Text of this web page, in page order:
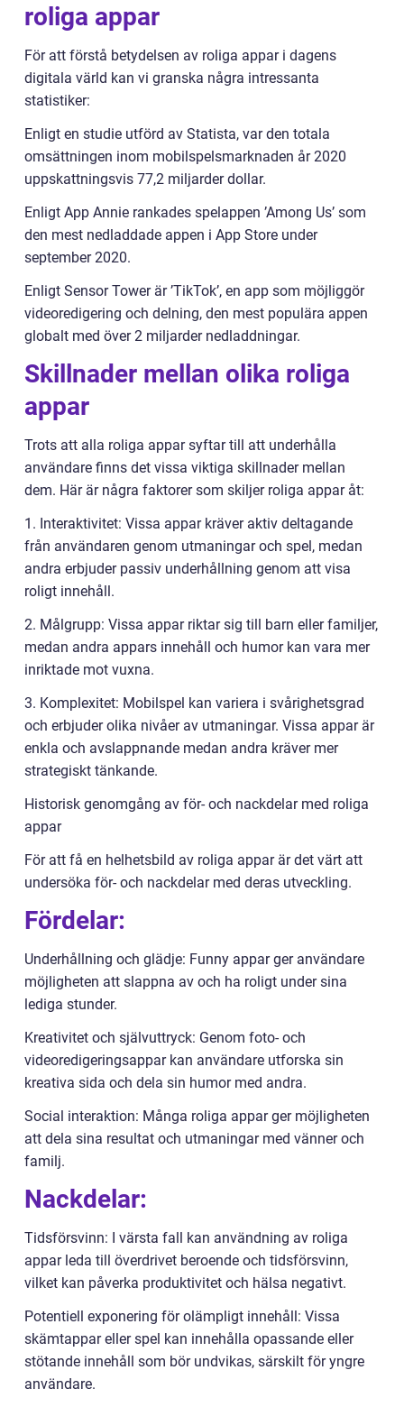
roliga appar
För att förstå betydelsen av roliga appar i dagens
digitala värld kan vi granska några intressanta
statistiker:
Enligt en studie utförd av Statista, var den totala
omsättningen inom mobilspelsmarknaden år 2020
uppskattningsvis 77,2 miljarder dollar.
Enligt App Annie rankades spelappen ’Among Us’ som
den mest nedladdade appen i App Store under
september 2020.
Enligt Sensor Tower är ’TikTok’, en app som möjliggör
videoredigering och delning, den mest populära appen
globalt med över 2 miljarder nedladdningar.
Skillnader mellan olika roliga
appar
Trots att alla roliga appar syftar till att underhålla
användare finns det vissa viktiga skillnader mellan
dem. Här är några faktorer som skiljer roliga appar åt:
1. Interaktivitet: Vissa appar kräver aktiv deltagande
från användaren genom utmaningar och spel, medan
andra erbjuder passiv underhållning genom att visa
roligt innehåll.
2. Målgrupp: Vissa appar riktar sig till barn eller familjer,
medan andra appars innehåll och humor kan vara mer
inriktade mot vuxna.
3. Komplexitet: Mobilspel kan variera i svårighetsgrad
och erbjuder olika nivåer av utmaningar. Vissa appar är
enkla och avslappnande medan andra kräver mer
strategiskt tänkande.
Historisk genomgång av för- och nackdelar med roliga
appar
För att få en helhetsbild av roliga appar är det värt att
undersöka för- och nackdelar med deras utveckling.
Fördelar:
Underhållning och glädje: Funny appar ger användare
möjligheten att slappna av och ha roligt under sina
lediga stunder.
Kreativitet och självuttryck: Genom foto- och
videoredigeringsappar kan användare utforska sin
kreativa sida och dela sin humor med andra.
Social interaktion: Många roliga appar ger möjligheten
att dela sina resultat och utmaningar med vänner och
familj.
Nackdelar:
Tidsförsvinn: I värsta fall kan användning av roliga
appar leda till överdrivet beroende och tidsförsvinn,
vilket kan påverka produktivitet och hälsa negativt.
Potentiell exponering för olämpligt innehåll: Vissa
skämtappar eller spel kan innehålla opassande eller
stötande innehåll som bör undvikas, särskilt för yngre
användare.